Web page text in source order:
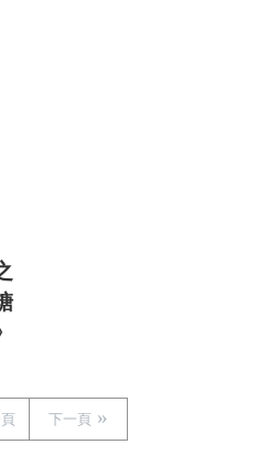
頁 下一頁